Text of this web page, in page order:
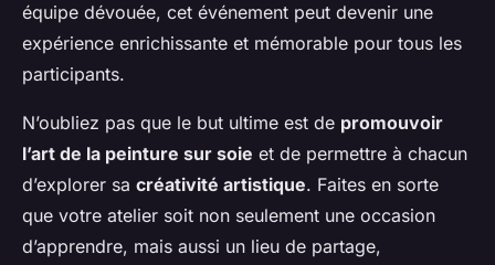
équipe dévouée, cet événement peut devenir une
expérience enrichissante et mémorable pour tous les
participants.
N’oubliez pas que le but ultime est de promouvoir
l’art de la peinture sur soie et de permettre à chacun
d’explorer sa créativité artistique. Faites en sorte
que votre atelier soit non seulement une occasion
d’apprendre, mais aussi un lieu de partage,